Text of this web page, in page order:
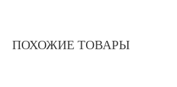
ПОХОЖИЕ ТОВАРЫ